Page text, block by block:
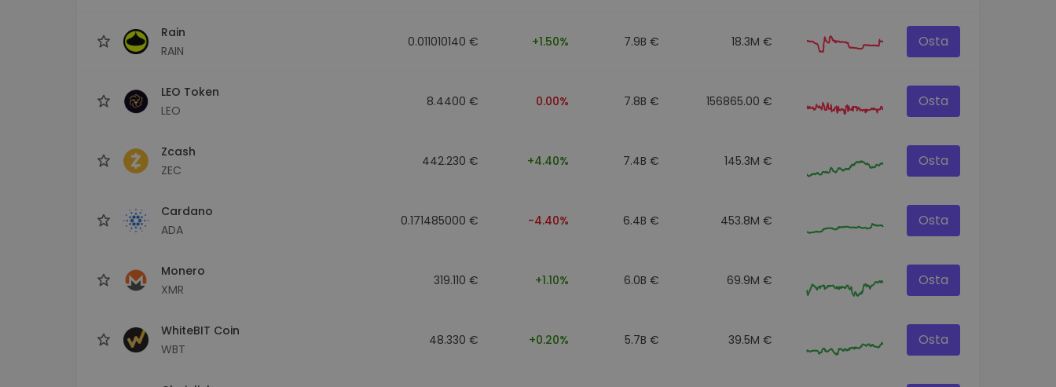
Rain
RAIN
0.011010140 € +1.50% 7.9B € 18.3M € Osta
LEO Token
LEO
8.4400 € 0.00% 7.8B € 156865.00 € Osta
Zcash
ZEC
442.230 € +4.40% 7.4B € 145.3M € Osta
Cardano
ADA
0.171485000 € -4.40% 6.4B € 453.8M € Osta
Monero
XMR
319.110 € +1.10% 6.0B € 69.9M € Osta
WhiteBIT Coin
WBT
48.330 € +0.20% 5.7B € 39.5M € Osta